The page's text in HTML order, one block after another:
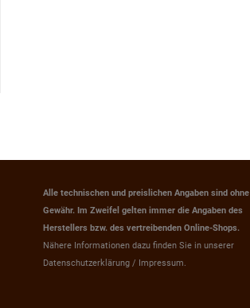
Alle technischen und preislichen Angaben sind ohne
Gewähr. Im Zweifel gelten immer die Angaben des
Herstellers bzw. des vertreibenden Online-Shops.
Nähere Informationen dazu finden Sie in unserer
Datenschutzerklärung / Impressum.